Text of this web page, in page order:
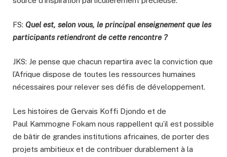
FS: Quel est, selon vous, le principal enseignement que les
participants retiendront de cette rencontre ?
JKS: Je pense que chacun repartira avec la conviction que
l’Afrique dispose de toutes les ressources humaines
nécessaires pour relever ses défis de développement.
Les histoires de Gervais Koffi Djondo et de
Paul Kammogne Fokam nous rappellent qu’il est possible
de bâtir de grandes institutions africaines, de porter des
projets ambitieux et de contribuer durablement à la